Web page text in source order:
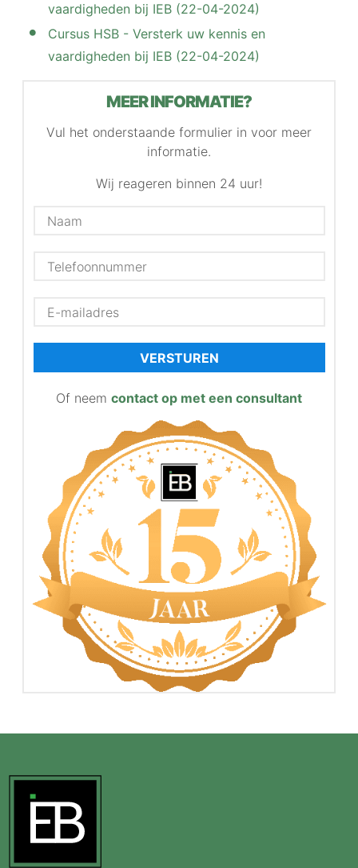
vaardigheden bij IEB (22-04-2024)
Cursus HSB - Versterk uw kennis en
vaardigheden bij IEB (22-04-2024)
MEER INFORMATIE?
Vul het onderstaande formulier in voor meer
informatie.
Wij reageren binnen 24 uur!
VERSTUREN
Of neem contact op met een consultant